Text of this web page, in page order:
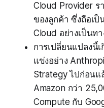
Cloud Provider ร
ของลูกค้า ซึ่งถือเป็
Cloud อย่างเป็นท
การเปลี่ยนแปลงนี้
แข่งอย่าง
Strategy ไปก่อนแ
Amazon กว่า
Compute กับ